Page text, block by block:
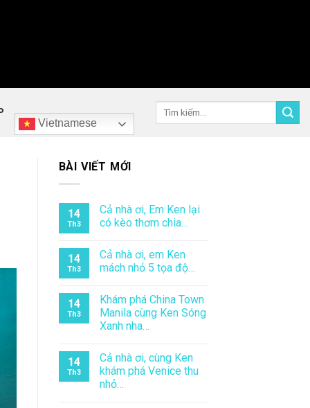
Vietnamese
Tìm
BÀI VIẾT MỚI
14
Th3
Cả nhà ơi, Em Ken lại
có kèo thơm chia…
14
Th3
Cả nhà ơi, em Ken
mách nhỏ 5 tọa độ…
14
Th3
Khám phá China Town
Manila cùng Ken Sóng
Xanh nha…
14
Th3
Cả nhà ơi, cùng Ken
khám phá Venice thu
nhỏ…